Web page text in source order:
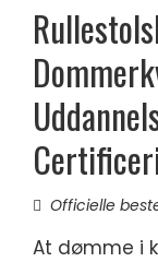
Officielle
At dømme i